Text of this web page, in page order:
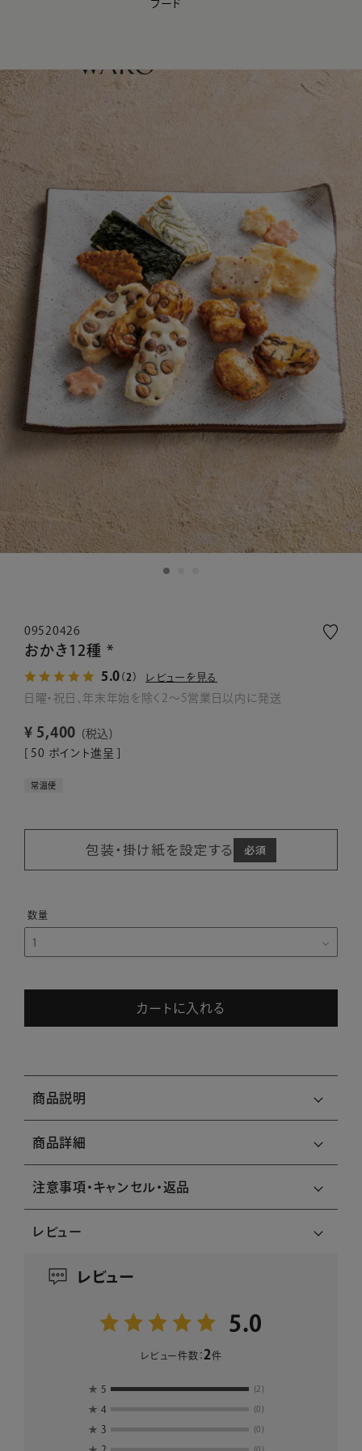
【会員様限定】夏のプレゼントキャンペーン開催中
フード
09520426
おかき12種 *
5.0 （2） レビューを見る
日曜・祝日、年末年始を除く2～5営業日以内に発送
¥ 5,400
税込
50 ポイント進呈 ]
常温便
包装・掛け紙を設定する
カートに入れる
商品説明
商品詳細
注意事項・キャンセル・返品
レビュー
レビュー
5.0
レビュー件数： 2件
★ 5 (2)
★ 4 (0)
★ 3 (0)